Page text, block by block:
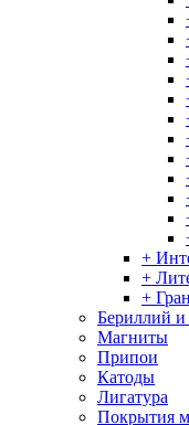
+
+
+
Бериллий и
Магниты
Припои
Катоды
Лигатура
Покрытия